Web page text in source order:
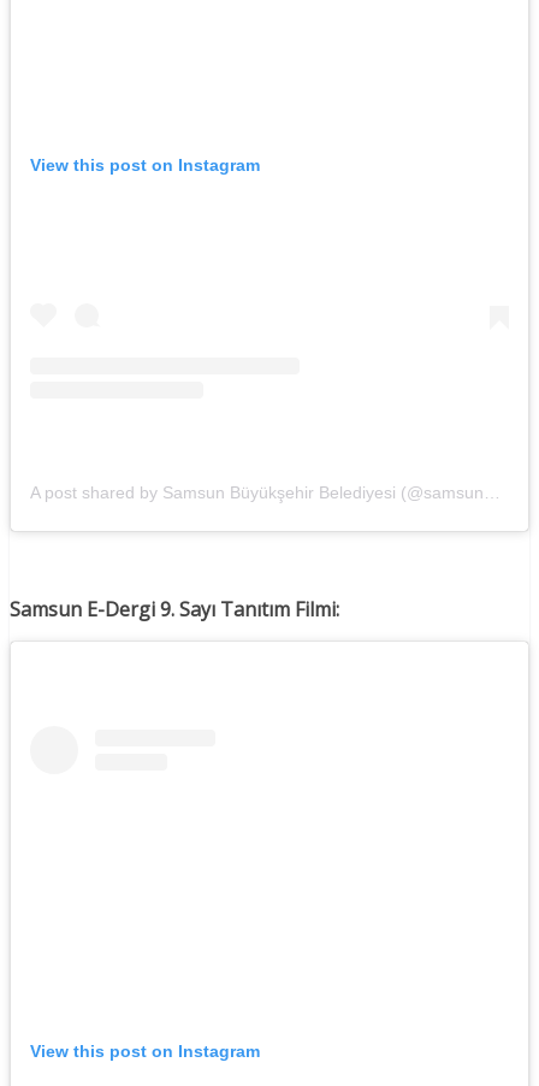
View this post on Instagram
Samsun E-Dergi 9. Sayı Tanıtım Filmi:
View this post on Instagram